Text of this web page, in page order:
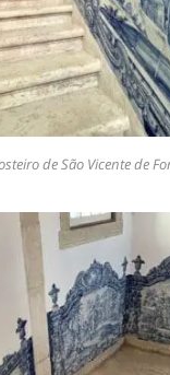
de São Vicente de